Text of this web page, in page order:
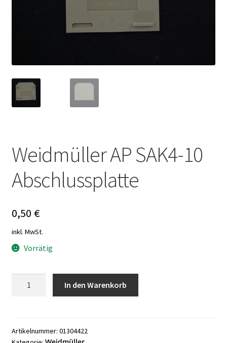
Weidmüller AP SAK4-10
Abschlussplatte
0,50 €
inkl. MwSt.
Vorrätig
Abschlussplatte
In den Warenkorb
Artikelnummer: 01304422